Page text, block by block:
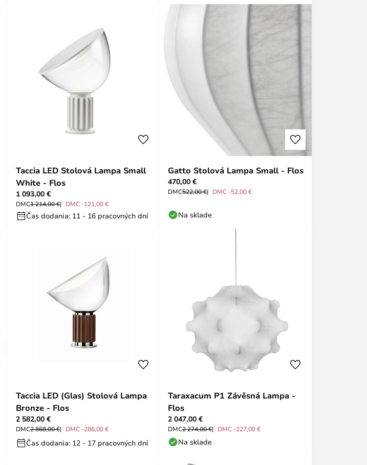
Taccia LED Stolová Lampa Small
White - Flos
1 093,00 €
DMC1 214,00 € DMC -121,00 €
Čas dodania: 11 - 16 pracovných dní
Gatto Stolová Lampa Small - Flos
470,00 €
DMC522,00 € DMC -52,00 €
Na sklade
Taccia LED (Glas) Stolová Lampa
Bronze - Flos
2 582,00 €
DMC2 868,00 € DMC -286,00 €
Čas dodania: 12 - 17 pracovných dní
Taraxacum P1 Závěsná Lampa -
Flos
2 047,00 €
DMC2 274,00 € DMC -227,00 €
Na sklade